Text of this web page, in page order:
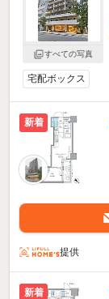
すべての写真
宅配ボックス
新着
提供
新着